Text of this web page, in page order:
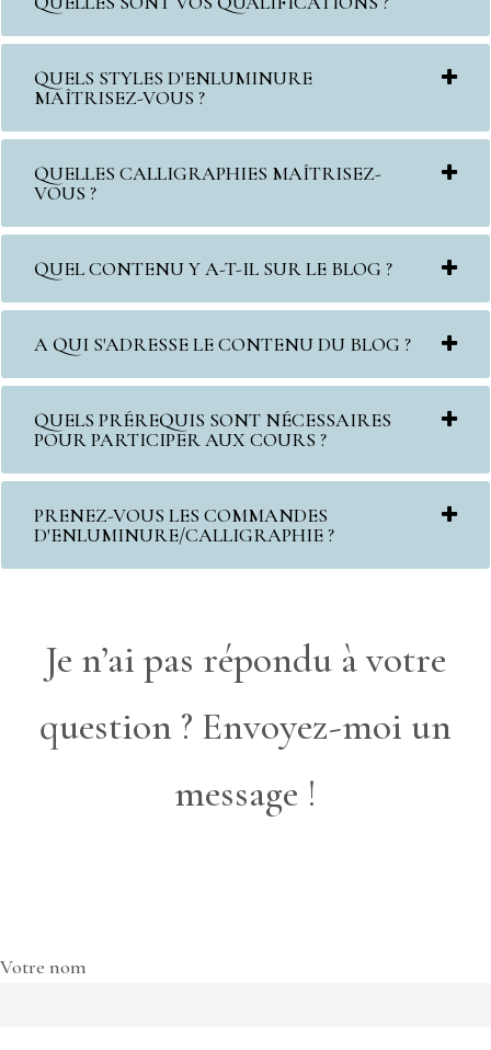
QUELS STYLES D'ENLUMINURE
MAÎTRISEZ-VOUS ?
QUELLES CALLIGRAPHIES MAÎTRISEZ-
VOUS ?
QUEL CONTENU Y A-T-IL SUR LE BLOG ?
A QUI S'ADRESSE LE CONTENU DU BLOG ?
QUELS PRÉREQUIS SONT NÉCESSAIRES
POUR PARTICIPER AUX COURS ?
PRENEZ-VOUS LES COMMANDES
D'ENLUMINURE/CALLIGRAPHIE ?
Je n’ai pas répondu à votre
question ? Envoyez-moi un
message !
Votre nom